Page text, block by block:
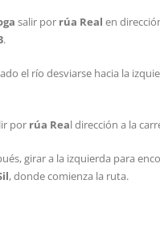
salir por rúa Real en
.
el río desviarse hacia la
por rúa Real dirección a la
girar a la izquierda para
, donde comienza la ruta.